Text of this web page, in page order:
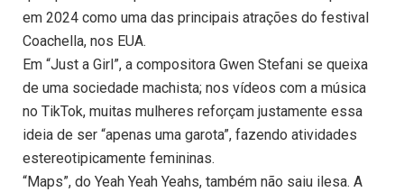
em 2024 como uma das principais atrações do festival
Coachella, nos EUA.
Em “Just a Girl”, a compositora Gwen Stefani se queixa
de uma sociedade machista; nos vídeos com a música
no TikTok, muitas mulheres reforçam justamente essa
ideia de ser “apenas uma garota”, fazendo atividades
estereotipicamente femininas.
“Maps”, do Yeah Yeah Yeahs, também não saiu ilesa. A